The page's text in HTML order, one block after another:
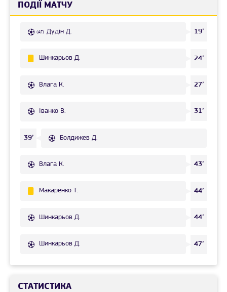
ПОДІЇ МАТЧУ
(АГ) Дудін Д. 19’
Шинкарьов Д. 24’
Влага К. 27’
Іванко В. 31’
39’ Болдижев Д.
Влага К. 43’
Макаренко Т. 44’
Шинкарьов Д. 44’
Шинкарьов Д. 47’
СТАТИСТИКА